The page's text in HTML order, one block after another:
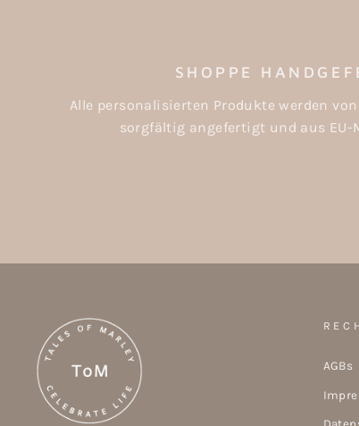
SHOPPE
Alle personalisierten Produkte werden
sorgfältig angefertigt und aus EU-
AGBs